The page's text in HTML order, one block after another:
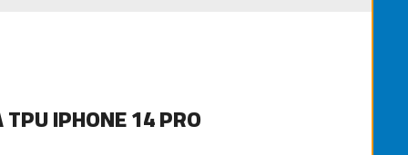
IPHONE 14 PRO